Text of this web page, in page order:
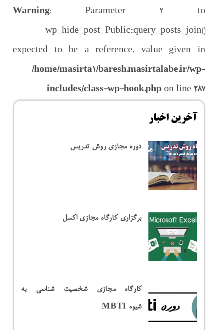
Warning: Parameter 2 to
wp_hide_post_Public::query_posts_join()
expected to be a reference, value given in
/home/masirta1/baresh.masirtalabe.ir/wp-
includes/class-wp-hook.phpon line 287
آخرین اخبار
دوره مجازی روش تدریس
برگزاری کارگاه مجازی اکسل
کارگاه مجازی شخصیت شناسی به
شیوه MBTI